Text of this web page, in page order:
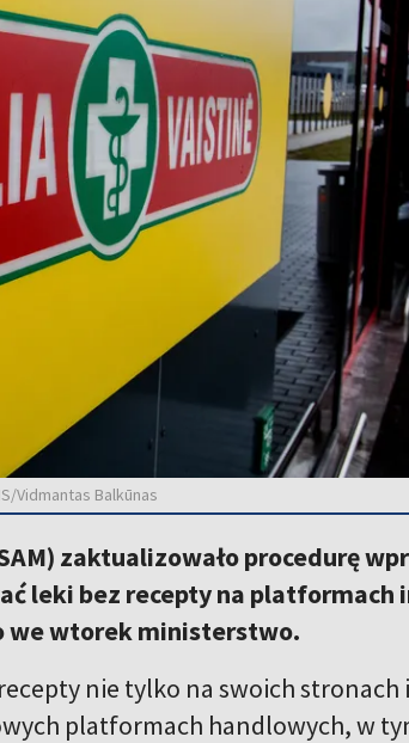
Vidmantas Balkūnas
zaktualizowało procedurę
leki bez recepty na platformach
we wtorek ministerstwo.
nie tylko na swoich
platformach handlowych, w